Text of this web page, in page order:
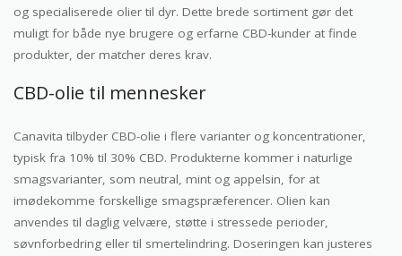
og specialiserede olier til dyr. Dette brede sortiment gør det
muligt for både nye brugere og erfarne CBD-kunder at finde
produkter, der matcher deres krav.
CBD-olie til mennesker
Canavita tilbyder CBD-olie i flere varianter og koncentrationer,
typisk fra 10% til 30% CBD. Produkterne kommer i naturlige
smagsvarianter, som neutral, mint og appelsin, for at
imødekomme forskellige smagspræferencer. Olien kan
anvendes til daglig velvære, støtte i stressede perioder,
søvnforbedring eller til smertelindring. Doseringen kan justeres